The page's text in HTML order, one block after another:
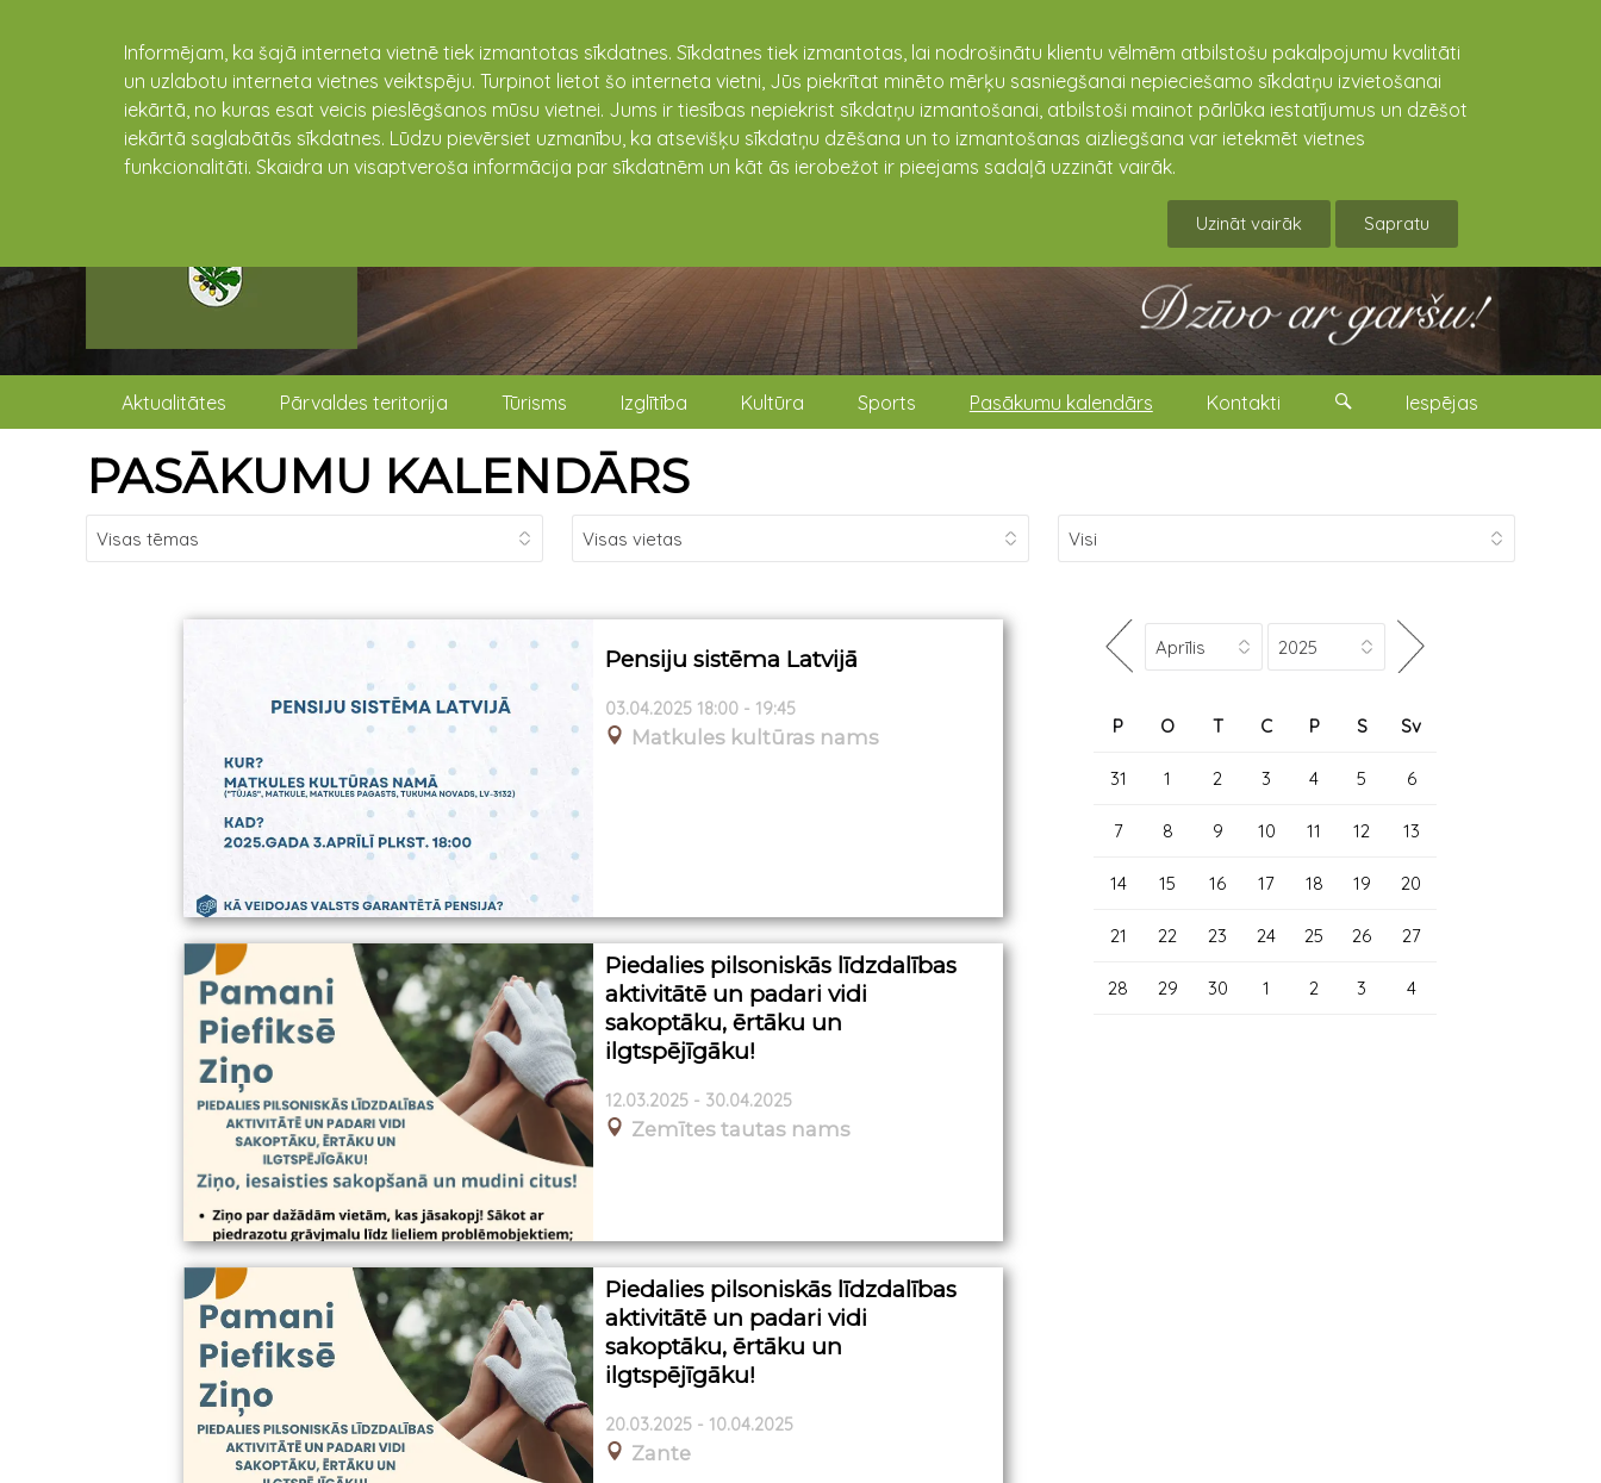
Informējam, ka šajā interneta vietnē tiek izmantotas sīkdatnes. Sīkdatnes tiek izmantotas, lai nodrošinātu klientu vēlmēm atbilstošu pakalpojumu kvalitāti
un uzlabotu interneta vietnes veiktspēju. Turpinot lietot šo interneta vietni, Jūs piekrītat minēto mērķu sasniegšanai nepieciešamo sīkdatņu izvietošanai
iekārtā, no kuras esat veicis pieslēgšanos mūsu vietnei. Jums ir tiesības nepiekrist sīkdatņu izmantošanai, atbilstoši mainot pārlūka iestatījumus un dzēšot
iekārtā saglabātās sīkdatnes. Lūdzu pievērsiet uzmanību, ka atsevišķu sīkdatņu dzēšana un to izmantošanas aizliegšana var ietekmēt vietnes
funkcionalitāti. Skaidra un visaptveroša informācija par sīkdatnēm un kāt ās ierobežot ir pieejams sadaļā uzzināt vairāk.
Uzināt vairāk Sapratu
Aktualitātes Pārvaldes teritorija Tūrisms Izglītība Kultūra Sports Pasākumu kalendārs Kontakti Iespējas
PASĀKUMU KALENDĀRS
Pensiju sistēma Latvijā
03.04.2025 18:00 - 19:45
Matkules kultūras nams
Piedalies pilsoniskās līdzdalības
aktivitātē un padari vidi
sakoptāku, ērtāku un
ilgtspējīgāku!
12.03.2025 - 30.04.2025
Zemītes tautas nams
Piedalies pilsoniskās līdzdalības
aktivitātē un padari vidi
sakoptāku, ērtāku un
ilgtspējīgāku!
20.03.2025 - 10.04.2025
Zante
P O T C P S Sv
31 1 2 3 4 5 6
7 8 9 10 11 12 13
14 15 16 17 18 19 20
21 22 23 24 25 26 27
28 29 30 1 2 3 4